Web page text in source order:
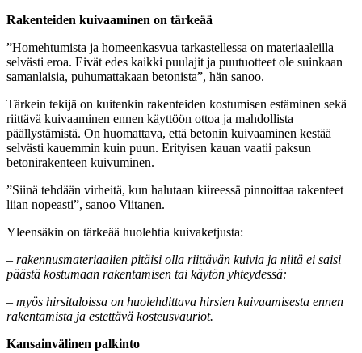
Rakenteiden kuivaaminen on tärkeää
”Homehtumista ja homeenkasvua tarkastellessa on materiaaleilla
selvästi eroa. Eivät edes kaikki puulajit ja puutuotteet ole suinkaan
samanlaisia, puhumattakaan betonista”, hän sanoo.
Tärkein tekijä on kuitenkin rakenteiden kostumisen estäminen sekä
riittävä kuivaaminen ennen käyttöön ottoa ja mahdollista
päällystämistä. On huomattava, että betonin kuivaaminen kestää
selvästi kauemmin kuin puun. Erityisen kauan vaatii paksun
betonirakenteen kuivuminen.
”Siinä tehdään virheitä, kun halutaan kiireessä pinnoittaa rakenteet
liian nopeasti”, sanoo Viitanen.
Yleensäkin on tärkeää huolehtia kuivaketjusta:
– rakennusmateriaalien pitäisi olla riittävän kuivia ja niitä ei saisi
päästä kostumaan rakentamisen tai käytön yhteydessä:
– myös hirsitaloissa on huolehdittava hirsien kuivaamisesta ennen
rakentamista ja estettävä kosteusvauriot.
Kansainvälinen palkinto